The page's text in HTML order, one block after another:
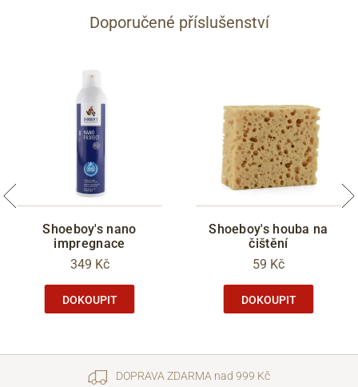
Doporučené příslušenství
Shoeboy's nano
impregnace
349 Kč
DOKOUPIT
Shoeboy's houba na
čištění
59 Kč
DOKOUPIT
DOPRAVA ZDARMA nad 999 Kč